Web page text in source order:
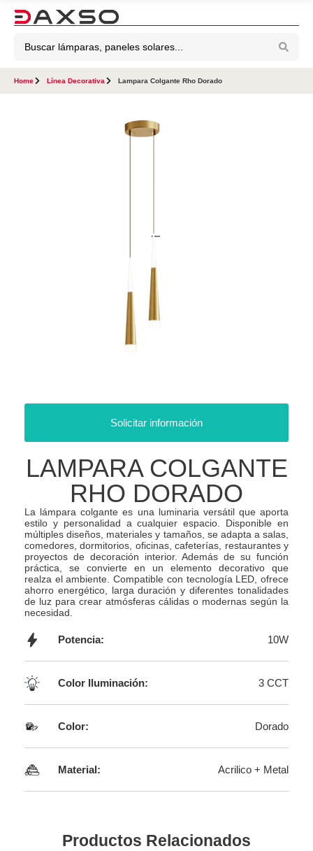
Home Línea Decorativa Lampara Colgante Rho Dorado
Solicitar información
LAMPARA COLGANTE
RHO DORADO
La lámpara colgante es una luminaria versátil que aporta
estilo y personalidad a cualquier espacio. Disponible en
múltiples diseños, materiales y tamaños, se adapta a salas,
comedores, dormitorios, oficinas, cafeterías, restaurantes y
proyectos de decoración interior. Además de su función
práctica, se convierte en un elemento decorativo que
realza el ambiente. Compatible con tecnología LED, ofrece
ahorro energético, larga duración y diferentes tonalidades
de luz para crear atmósferas cálidas o modernas según la
necesidad.
Potencia: 10W
Color Iluminación: 3 CCT
Color: Dorado
Material: Acrilico + Metal
Productos Relacionados